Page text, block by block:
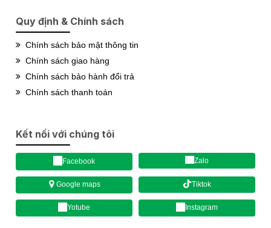
Quy định & Chính sách
Chính sách bảo mật thông tin
Chính sách giao hàng
Chính sách bảo hành đổi trả
Chính sách thanh toán
Kết nối với chúng tôi
Facebook Zalo
Google maps Tiktok
Yotube Instagram